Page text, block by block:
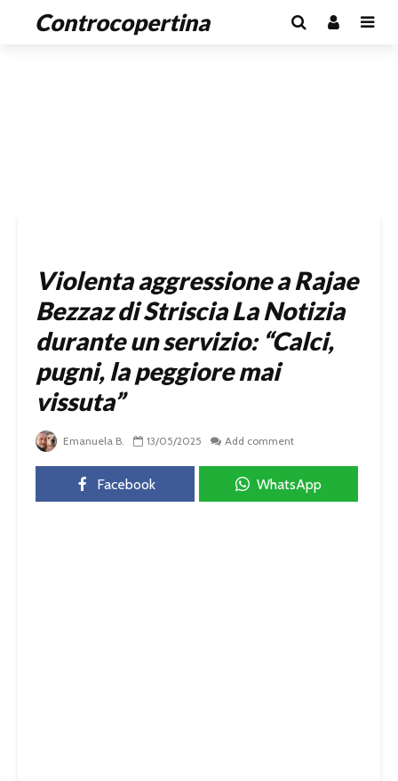
Controcopertina
Violenta aggressione a Rajae
Bezzaz di Striscia La Notizia
durante un servizio: “Calci,
pugni, la peggiore mai
vissuta”
Emanuela B. 13/05/2025 Add comment
Facebook WhatsApp